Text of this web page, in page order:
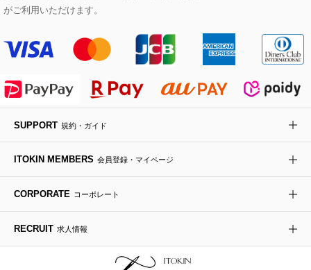
Maison de CINQ
MK MICHEL KLEIN BAG
HIROKO KOSHINO
ライダースジャケット
デニムジャケット
ダウンジャケット・コート
ハンカチ・バンダナ
手袋
チャーム・ストラップ
バックパック・リュック
ボディバッグ・メッセンジャーバッグ
トラベルバッグ
フラットシューズ
ローファー
ドレスシューズ
カサブランカ・カラー
ラナンキュラス
ポプリアレンジ＆フレグランス
がご利用いただけます。
SUPPORT 規約・ガイド
ITOKIN MEMBERS 会員登録・マイページ
CORPORATE コーポレート
RECRUIT 求人情報